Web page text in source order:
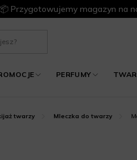
📦 Przygotowujemy magazyn na
PERFUMY
twarzy Mleczka do twarzy